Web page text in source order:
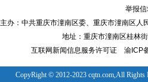
举报
主办：中共重庆市潼南区委、重庆市潼南区
地址：重庆市潼南区桂林
互联网新闻信息服务许可证
渝ICP
CopyRight © 2012-2023 cqtn.com,All Rights